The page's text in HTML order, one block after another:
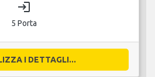
login
5 Porta
I DETTAGLI...